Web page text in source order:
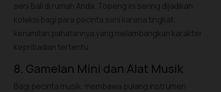
seni Bali di rumah Anda. Topeng ini sering dijadikan
koleksi bagi para pecinta seni karena tingkat
kerumitan pahatannya yang melambangkan karakter
kepribadian tertentu.
8. Gamelan Mini dan Alat Musik
Bagi pecinta musik, membawa pulang instrumen